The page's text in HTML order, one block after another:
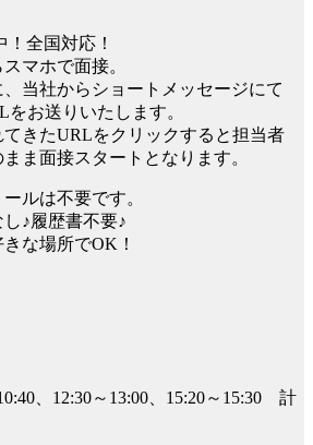
全国対応！
マホで面接。
、当社からショートメッセージにて
お送りいたします。
てきたURLをクリックすると担当者
ま面接スタートとなります。
ルは不要です。
♪履歴書不要♪
な場所でOK！
、12:30～13:00、15:20～15:30 計